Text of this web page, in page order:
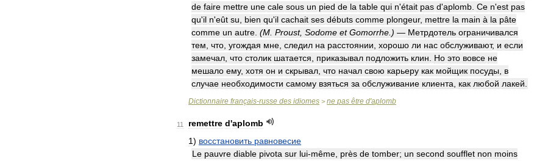
de faire mettre une cale sous un pied de la table qui n'était pas d'aplomb Ce n'est pas
qu'il n'eût su bien qu'il cachait ses débuts comme plongeur, mettre la main à la pâte
comme un autre (M Proust, Sodome et Gomorrhe .) — Метрдотель ограничивался
тем что угождая мне следил на расстоянии хорошо ли нас обслуживают, и если
замечал что столик шатается приказывал подложить клин Но это вовсе не
мешало ему, хотя он и скрывал что начал свою карьеру как мойщик посуды
в
случае необходимости самому взяться за обслуживание клиента как любой лакей
Dictionnaire français-russe des idiomes > ne pas être d'aplomb
11 remettre d'aplomb
1) восстановить равновесие
Le pauvre diable pivota sur lui-même près de tomber; un second soufflet non moins